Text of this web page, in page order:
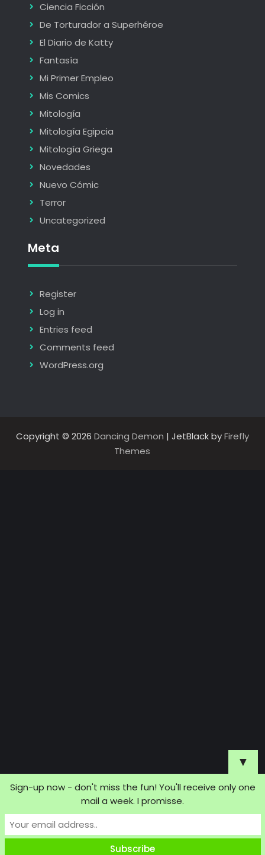
Ciencia Ficción
De Torturador a Superhéroe
El Diario de Katty
Fantasía
Mi Primer Empleo
Mis Comics
Mitología
Mitología Egipcia
Mitología Griega
Novedades
Nuevo Cómic
Terror
Uncategorized
Meta
Register
Log in
Entries feed
Comments feed
WordPress.org
Copyright © 2026 Dancing Demon | JetBlack byFirefly
Themes
▼
Sign-up now - don't miss the fun! You'll receive only one
mail a week. I promisse.